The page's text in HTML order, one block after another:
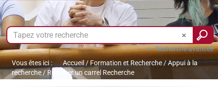
Recherche avancée
Vous êtes ici :
Accueil /Formation et Recherche/Appui à la
recherche / Réserver un carrel Recherche